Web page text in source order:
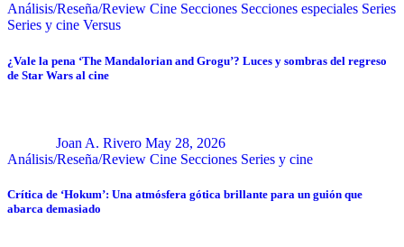
Análisis/Reseña/Review Cine Secciones Secciones especiales Series
Series y cine Versus
¿Vale la pena ‘The Mandalorian and Grogu’? Luces y sombras del regreso
de Star Wars al cine
Joan A. Rivero May 28, 2026
Análisis/Reseña/Review Cine Secciones Series y cine
Crítica de ‘Hokum’: Una atmósfera gótica brillante para un guión que
abarca demasiado